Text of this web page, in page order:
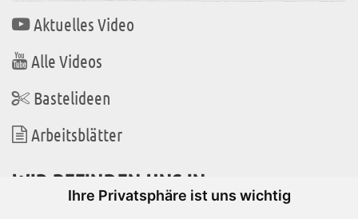
Ihre Privatsphäre ist uns wichtig
Aktuelles Video
Alle Videos
Bastelideen
Arbeitsblätter
WIR BEFINDEN UNS IN